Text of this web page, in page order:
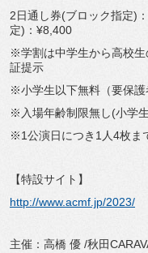
2日通し券(ブロック指定)
定)：¥8,400
※学割は中学生から高校
証提示
※小学生以下無料（要保護
※入場年齢制限無し(小学
※1公演日につき1人4枚ま
【特設サイト】
http://www.acmf.jp/2023/
主催：高橋 優 /秋田